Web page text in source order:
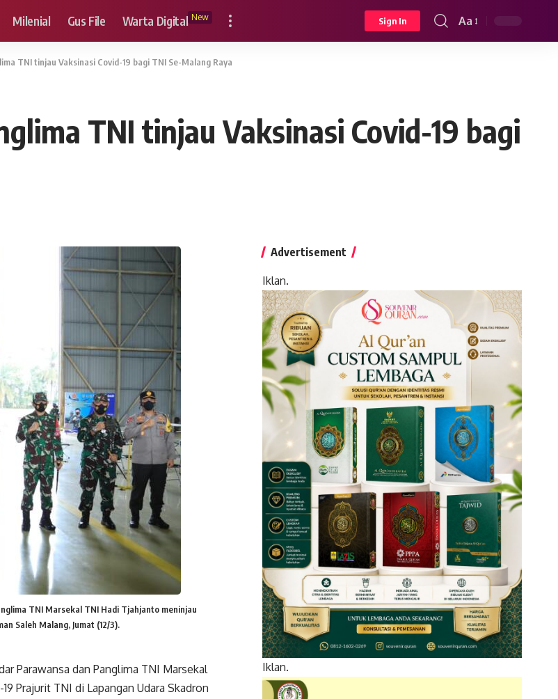
Milenial Gus File Warta Digital New Sign In
Font
Aa
TNI tinjau Vaksinasi Covid-19 bagi TNI Se-Malang Raya
TNI tinjau Vaksinasi Covid-19 bagi
TNI Marsekal TNI Hadi Tjahjanto meninjau
Saleh Malang, Jumat (12/3).
Parawansa dan Panglima TNI Marsekal
Prajurit TNI di Lapangan Udara Skadron
Advertisement
Iklan.
Iklan.